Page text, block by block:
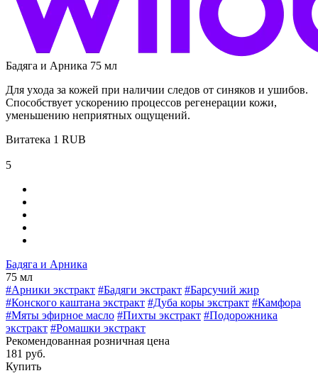
Бадяга и Арника 75 мл
Для ухода за кожей при наличии следов от синяков и ушибов.
Способствует ускорению процессов регенерации кожи,
уменьшению неприятных ощущений.
Витатека 1 RUB
5
Бадяга и Арника
75 мл
#Арники экстракт #Бадяги экстракт #Барсучий жир
#Конского каштана экстракт #Дуба коры экстракт #Камфора
#Мяты эфирное масло #Пихты экстракт #Подорожника
экстракт #Ромашки экстракт
Рекомендованная розничная цена
181 руб.
Купить